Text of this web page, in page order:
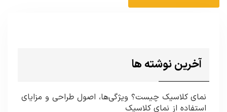
آخرین نوشته ها
نمای کلاسیک چیست؟ ویژگی‌ها، اصول طراحی و مزایای
استفاده از نمای کلاسیک